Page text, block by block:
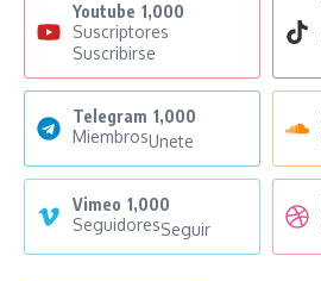
Youtube 1,000
Suscriptores
Suscribirse
Telegram 1,000
MiembrosUnete
Vimeo 1,000
SeguidoresSeguir